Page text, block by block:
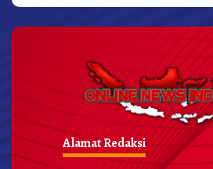
Alamat Redaksi